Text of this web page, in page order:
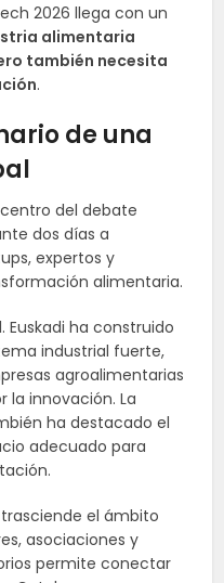
2026 llega con un
alimentaria
también necesita
.
de una
del debate
dos días a
expertos y
alimentaria.
Euskadi ha construido
industrial fuerte,
agroalimentarias
la innovación. La
ha destacado el
adecuado para
el ámbito
asociaciones y
permite conectar